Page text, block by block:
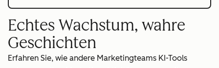
Echtes Wachstum, wahre
Geschichten
Erfahren Sie, wie andere Marketingteams KI-Tools